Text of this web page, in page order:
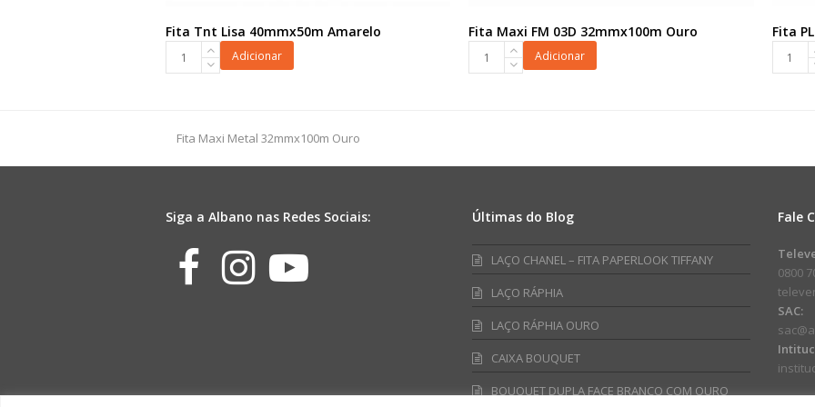
Fita Tnt Lisa 40mmx50m Amarelo
quantidade
Adicionar
Fita Maxi FM 03D 32mmx100m Ouro
quantidade
Adicionar
Fita
previous
Fita Maxi Metal 32mmx100m Ouro
Siga a Albano nas Redes Sociais:
Facebook
Instagram
Youtube
Últimas do Blog
LAÇO CHANEL – FITA PAPERLOOK TIFFANY
LAÇO RÁPHIA
LAÇO RÁPHIA OURO
CAIXA BOUQUET
BOUQUET DUPLA FACE BRANCO COM OURO
Fale
0800
SAC: